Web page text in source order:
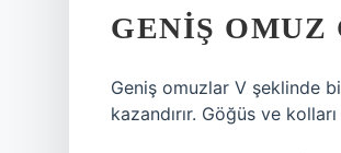
GENIŞ
Geniş omuzlar V şeklinde
kazandırır. Göğüs ve